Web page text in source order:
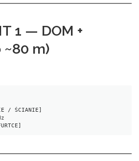
1 — DOM +
~80 m)
/ ŚCIANIE]